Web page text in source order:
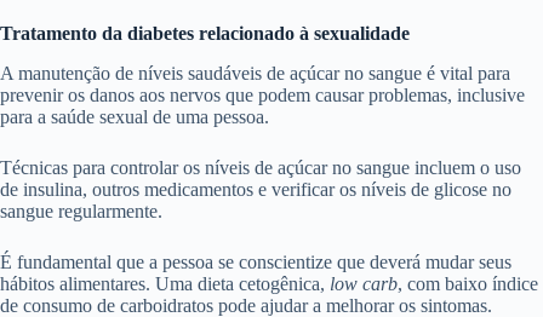
Tratamento da diabetes relacionado à sexualidade
A manutenção de níveis saudáveis ​​de açúcar no sangue é vital para
prevenir os danos aos nervos que podem causar problemas, inclusive
para a saúde sexual de uma pessoa.
Técnicas para controlar os níveis de açúcar no sangue incluem o uso
de insulina, outros medicamentos e verificar os níveis de glicose no
sangue regularmente.
É fundamental que a pessoa se conscientize que deverá mudar seus
hábitos alimentares. Uma dieta cetogênica, low carb, com baixo índice
de consumo de carboidratos pode ajudar a melhorar os sintomas.